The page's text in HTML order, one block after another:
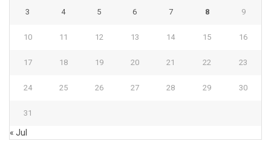
3 4 5 6 7 8 9
10 11 12 13 14 15 16
17 18 19 20 21 22 23
24 25 26 27 28 29 30
31
« Jul